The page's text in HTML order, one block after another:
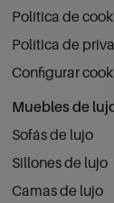
Política de
Política de
Configurar
Muebles de
Sofás de lujo
Sillones de lujo
Camas de lujo